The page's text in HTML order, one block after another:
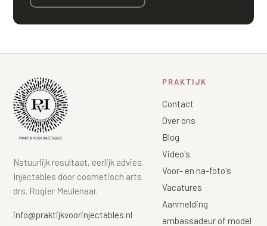
Natuurlijk resultaat, eerlijk advies.
Injectables door cosmetisch arts
drs. Rogier Meulenaar.
info@praktijkvoorinjectables.nl
PRAKTIJK
Contact
Over ons
Blog
Video's
Voor- en na-foto's
Vacatures
Aanmelding
ambassadeur of model